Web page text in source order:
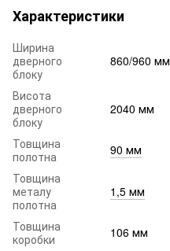
Характеристики
Ширина
дверного
блоку
860/960 мм
Висота
дверного
блоку
2040 мм
Товщина
полотна
90 мм
Товщина
металу
полотна
1,5 мм
Товщина
коробки
106 мм